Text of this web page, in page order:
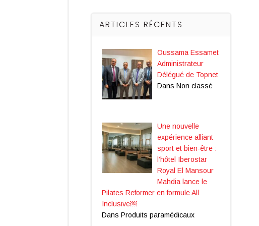
ARTICLES RÉCENTS
Oussama Essamet
Administrateur
Délégué de Topnet
Dans Non classé
Une nouvelle
expérience alliant
sport et bien-être :
l’hôtel Iberostar
Royal El Mansour
Mahdia lance le
Pilates Reformer en formule All
Inclusive￼
Dans Produits paramédicaux